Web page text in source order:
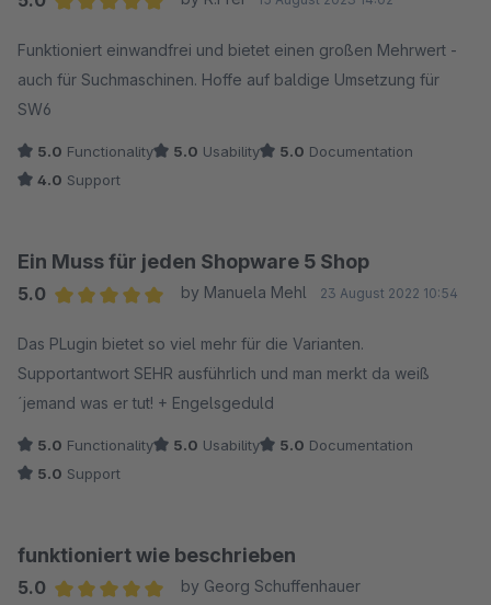
Funktioniert einwandfrei und bietet einen großen Mehrwert -
auch für Suchmaschinen. Hoffe auf baldige Umsetzung für
SW6
5.0 Functionality 5.0 Usability 5.0 Documentation
4.0 Support
Ein Muss für jeden Shopware 5 Shop
5.0
by Manuela Mehl 23 August 2022 10:54
Das PLugin bietet so viel mehr für die Varianten.
Supportantwort SEHR ausführlich und man merkt da weiß
´jemand was er tut! + Engelsgeduld
5.0 Functionality 5.0 Usability 5.0 Documentation
5.0 Support
funktioniert wie beschrieben
5.0
by Georg Schuffenhauer